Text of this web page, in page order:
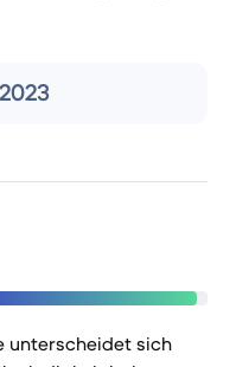
2023
unterscheidet sich